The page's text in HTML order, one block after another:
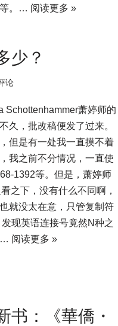
。… 阅读更多 »
少？
论
Schottenhammer萧婷师的
久，批改稿便发了过来。
但是有一处我一直摸不着
我之前不分情况，一直使
1392等。但是，萧婷师
之下，没有什么不同啊，
就没太在意，只管复制符
现英语连接号竟然N种之
… 阅读更多 »
书：《華僑・